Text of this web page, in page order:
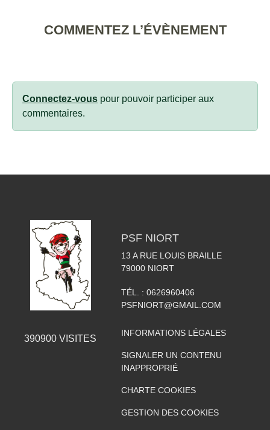
COMMENTEZ L’ÉVÈNEMENT
Connectez-vous pour pouvoir participer aux
commentaires.
390900 VISITES
PSF NIORT
13 A RUE LOUIS BRAILLE
79000 NIORT
TÉL. : 0626960406
PSFNIORT@GMAIL.COM
INFORMATIONS LÉGALES
SIGNALER UN CONTENU
INAPPROPRIÉ
CHARTE COOKIES
GESTION DES COOKIES